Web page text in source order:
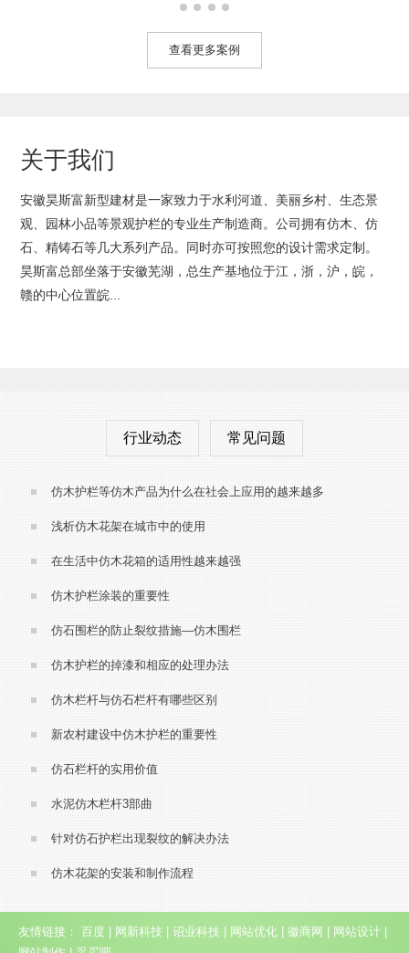
查看更多案例
关于我们
安徽昊斯富新型建材是一家致力于水利河道、美丽乡村、生态景
观、园林小品等景观护栏的专业生产制造商。公司拥有仿木、仿
石、精铸石等几大系列产品。同时亦可按照您的设计需求定制。
昊斯富总部坐落于安徽芜湖，总生产基地位于江，浙，沪，皖，
赣的中心位置皖...
行业动态 常见问题
仿木护栏等仿木产品为什么在社会上应用的越来越多
浅析仿木花架在城市中的使用
在生活中仿木花箱的适用性越来越强
仿木护栏涂装的重要性
仿石围栏的防止裂纹措施—仿木围栏
仿木护栏的掉漆和相应的处理办法
仿木栏杆与仿石栏杆有哪些区别
新农村建设中仿木护栏的重要性
仿石栏杆的实用价值
水泥仿木栏杆3部曲
针对仿石护栏出现裂纹的解决办法
仿木花架的安装和制作流程
友情链接： 百度 | 网新科技 | 诏业科技 | 网站优化 | 徽商网 | 网站设计 |